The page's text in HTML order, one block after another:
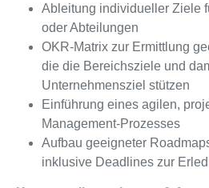
Ableitung individueller Ziele
oder Abteilungen
OKR-Matrix zur Ermittlung
die die Bereichsziele und
Unternehmensziel stützen
Einführung eines agilen,
Management-Prozesses
Aufbau geeigneter
inklusive Deadlines zur